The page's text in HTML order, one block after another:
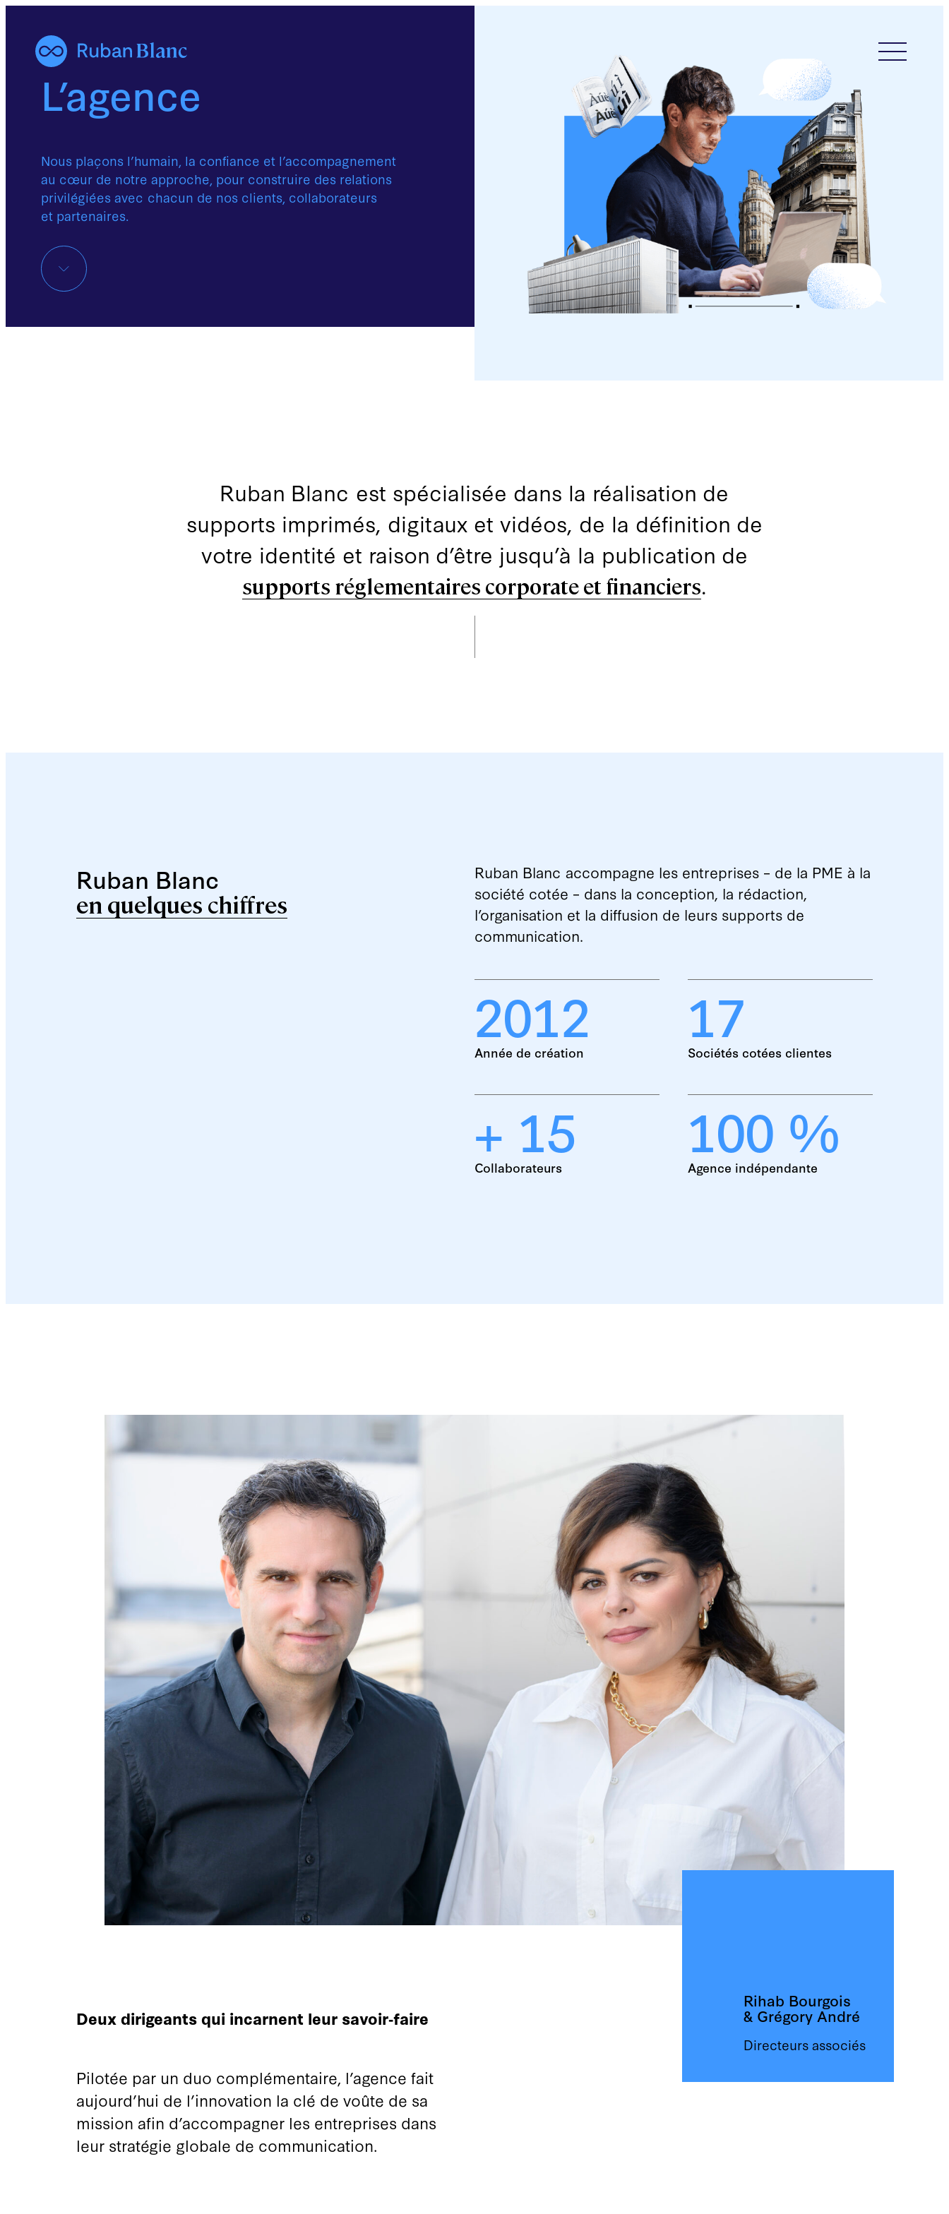
L’agence
Nous plaçons l’humain, la confiance et l’accompagnement
au cœur de notre approche, pour construire des relations
privilégiées avec chacun de nos clients, collaborateurs
et partenaires.
Ruban Blanc est spécialisée dans la réalisation de
supports imprimés, digitaux et vidéos, de la définition de
votre identité et raison d’être jusqu’à la publication de
supports réglementaires corporate et financiers.
Ruban Blanc
en quelques chiffres
Ruban Blanc accompagne les entreprises – de la PME à la
société cotée – dans la conception, la rédaction,
l’organisation et la diffusion de leurs supports de
communication.
2012
Année de création
17
Sociétés cotées clientes
+ 15
Collaborateurs
100 %
Agence indépendante
Rihab Bourgois
& Grégory André
Directeurs associés
Deux dirigeants qui incarnent leur savoir‑faire
Pilotée par un duo complémentaire, l’agence fait
aujourd’hui de l’innovation la clé de voûte de sa
mission afin d’accompagner les entreprises dans
leur stratégie globale de communication.